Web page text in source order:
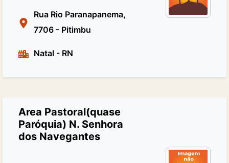
Rua Rio Paranapanema,
7706 - Pitimbu
Natal - RN
Area Pastoral(quase
Paróquia) N. Senhora
dos Navegantes